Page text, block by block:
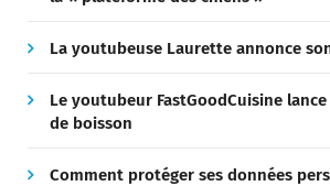
La youtubeuse Laurette annonce
Le youtubeur FastGoodCuisine lance
de boisson
Comment protéger ses données